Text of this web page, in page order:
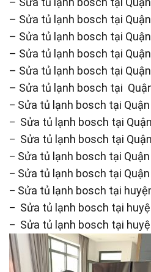
– Sửa tủ lạnh bosch tại
– Sửa tủ lạnh bosch tại
– Sửa tủ lạnh bosch tại
– Sửa tủ lạnh bosch tại
– Sửa tủ lạnh bosch tại
– Sửa tủ lạnh bosch tại
– Sửa tủ lạnh bosch tại
– Sửa tủ lạnh bosch tại
– Sửa tủ lạnh bosch tại
– Sửa tủ lạnh bosch tại
– Sửa tủ lạnh bosch tại
– Sửa tủ lạnh bosch tại
– Sửa tủ lạnh bosch tại